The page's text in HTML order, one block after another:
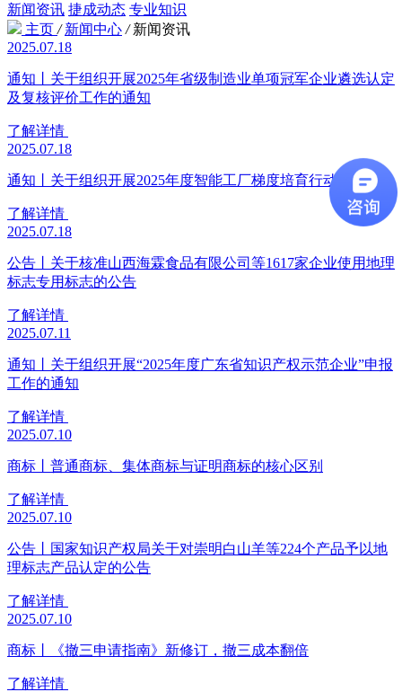
新闻资讯 捷成动态 专业知识
主页 / 新闻中心 / 新闻资讯
2025.07.18
通知丨关于组织开展2025年省级制造业单项冠军企业遴选认定
及复核评价工作的通知
了解详情
2025.07.18
通知丨关于组织开展2025年度智能工厂梯度培育行动的通知
了解详情
2025.07.18
公告丨关于核准山西海霖食品有限公司等1617家企业使用地理
标志专用标志的公告
了解详情
2025.07.11
通知丨关于组织开展“2025年度广东省知识产权示范企业”申报
工作的通知
了解详情
2025.07.10
商标丨普通商标、集体商标与证明商标的核心区别
了解详情
2025.07.10
公告丨国家知识产权局关于对崇明白山羊等224个产品予以地
理标志产品认定的公告
了解详情
2025.07.10
商标丨《撤三申请指南》新修订，撤三成本翻倍
了解详情